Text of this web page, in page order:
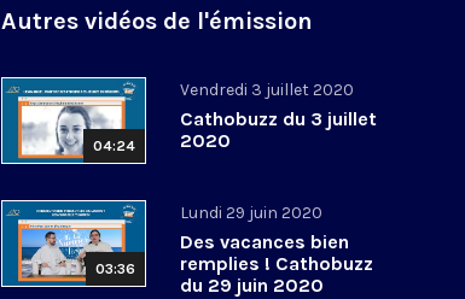
Autres vidéos de l'émission
04:24
Vendredi 3 juillet 2020
Cathobuzz du 3 juillet
2020
03:36
Lundi 29 juin 2020
Des vacances bien
remplies ! Cathobuzz
du 29 juin 2020